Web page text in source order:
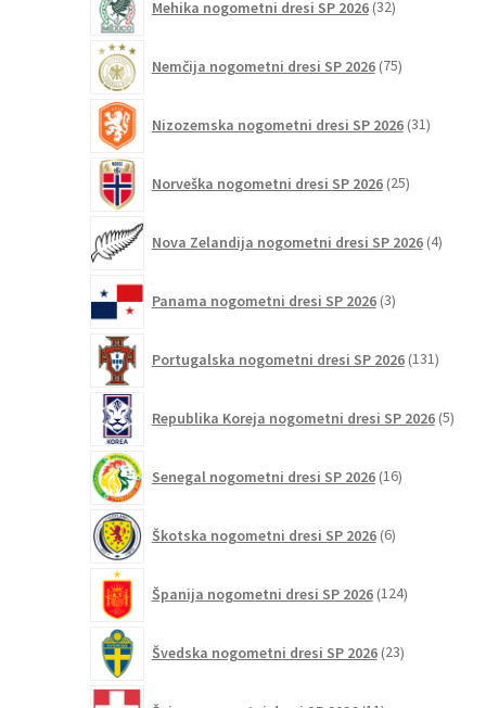
Mehika nogometni dresi SP 2026 32izdelkov
Nemčija nogometni dresi SP 2026 75izdelkov
Nizozemska nogometni dresi SP 2026 31izdelkov
Norveška nogometni dresi SP 2026 25izdelkov
Nova Zelandija nogometni dresi SP 2026 4izdelki
Panama nogometni dresi SP 2026 3izdelki
Portugalska nogometni dresi SP 2026 131
Republika Koreja nogometni dresi SP 2026 5
Senegal nogometni dresi SP 2026 16izdelkov
Škotska nogometni dresi SP 2026 6izdelkov
Španija nogometni dresi SP 2026 124izdelkov
Švedska nogometni dresi SP 2026 23izdelkov